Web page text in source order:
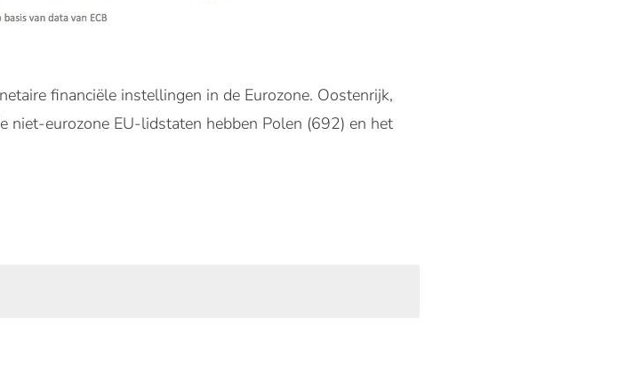
financiële instellingen in de Eurozone. Oostenrijk,
niet-eurozone EU-lidstaten hebben Polen (692) en het